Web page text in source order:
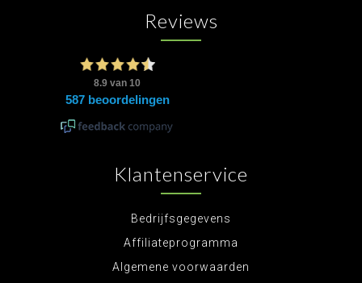
Reviews
Klantenservice
Bedrijfsgegevens
Affiliateprogramma
Algemene voorwaarden